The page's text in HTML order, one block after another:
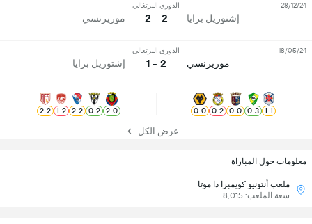
معلومات حول المباراة
ملعب أنتونيو كويمبرا دا موتا
سعة الملعب: 8,015
إشتوريل برايا
الدوري البرتغالي
2 - 2 موريرنسي
28/12/24
موريرنسي
الدوري البرتغالي
2 - 1 إشتوريل برايا
18/05/24
1
-
1
3
-
0
0
-
0
2
-
0
0
-
0
0
-
2
2
-
0
2
-
2
2
-
1
2
-
2
عرض الكل